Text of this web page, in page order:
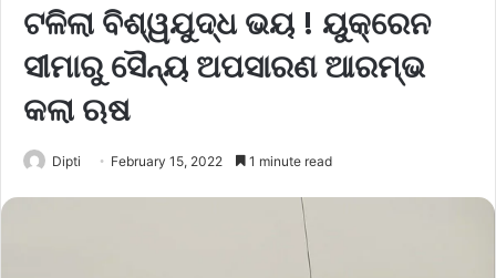
ଟଳିଲା ବିଶ୍ୱଯୁଦ୍ଧ ଭୟ ! ୟୁକ୍ରେନ
ସୀମାରୁ ସୈନ୍ୟ ଅପସାରଣ ଆରମ୍ଭ
କଲା ଋଷ
Dipti February 15, 2022 1 minute read